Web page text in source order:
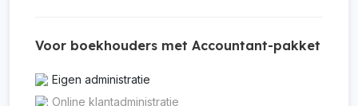
Voor boekhouders met Accountant-pakket
Eigen administratie
Online klantadministratie